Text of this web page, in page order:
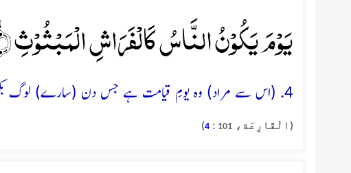
یَوۡمَ یَکُوۡنُ النَّاسُ کَالۡفَرَاشِ الۡمَبۡثُوۡثِ ۙ﴿۴﴾
4. (اس سے مراد) وہ یومِ قیامت ہے جس دن (سارے) لوگ بکھرے ہوئے پروانوں کی طرح ہو جائیں گے
(الْقَارِعَة، 101
:
4
)